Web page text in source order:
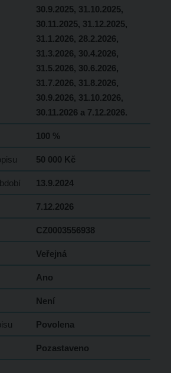
30.9.2025, 31.10.2025,
30.11.2025, 31.12.2025,
31.1.2026, 28.2.2026,
31.3.2026, 30.4.2026,
31.5.2026, 30.6.2026,
31.7.2026, 31.8.2026,
30.9.2026, 31.10.2026,
30.11.2026 a 7.12.2026.
100 %
50 000 Kč
13.9.2024
7.12.2026
CZ0003556938
Veřejná
Ano
Není
Povolena
Pozastaveno